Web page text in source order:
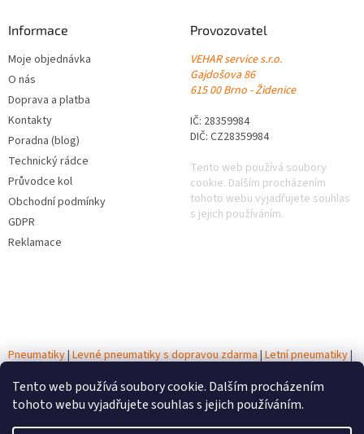
Tento web používá soubory cookie. Dalším procházením
tohoto webu vyjadřujete souhlas s jejich používáním.
Informace
Moje objednávka
O nás
Doprava a platba
Kontakty
Poradna (blog)
Technický rádce
Průvodce kol
Obchodní podmínky
GDPR
Reklamace
Provozovatel
VEHAR service s.r.o.
Gajdošova 86
615 00 Brno - Židenice
IČ: 28359984
DIČ: CZ28359984
Tento web používá soubory
cookie. Dalším procházením
tohoto webu vyjadřujete souhlas
s jejich používáním.
Pneumatiky|Levné pneumatiky s dopravou zdarma|Letní pneumatiky|
Autobaterie